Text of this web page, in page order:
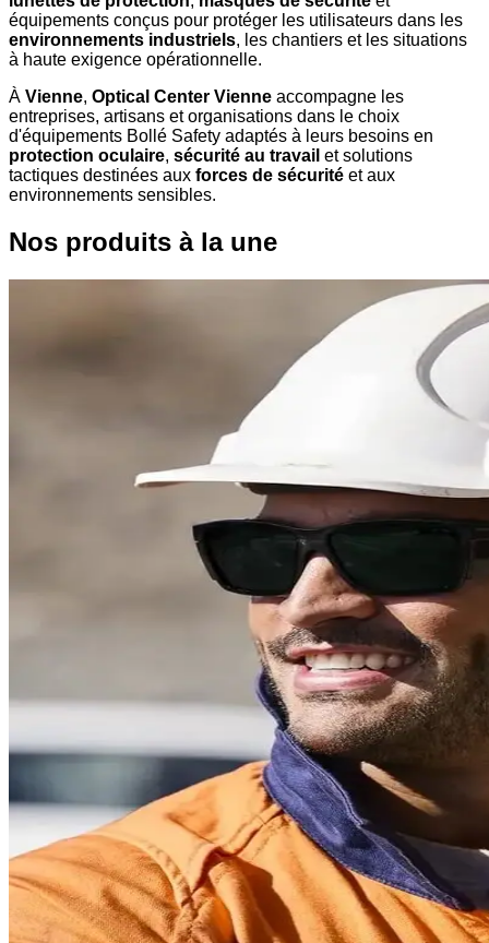
équipements conçus pour protéger les utilisateurs dans les
environnements industriels, les chantiers et les situations
à haute exigence opérationnelle.
À Vienne, Optical Center Vienne accompagne les
entreprises, artisans et organisations dans le choix
d'équipements Bollé Safety adaptés à leurs besoins en
protection oculaire, sécurité au travail et solutions
tactiques destinées aux forces de sécurité et aux
environnements sensibles.
Nos produits à la une